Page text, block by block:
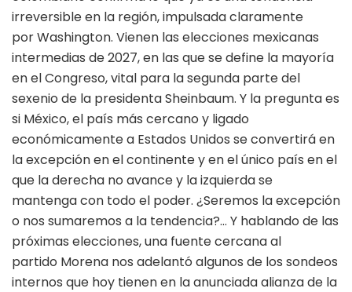
irreversible en la región, impulsada claramente
por Washington. Vienen las elecciones mexicanas
intermedias de 2027, en las que se define la mayoría
en el Congreso, vital para la segunda parte del
sexenio de la presidenta Sheinbaum. Y la pregunta es
si México, el país más cercano y ligado
económicamente a Estados Unidos se convertirá en
la excepción en el continente y en el único país en el
que la derecha no avance y la izquierda se
mantenga con todo el poder. ¿Seremos la excepción
o nos sumaremos a la tendencia?… Y hablando de las
próximas elecciones, una fuente cercana al
partido Morena nos adelantó algunos de los sondeos
internos que hoy tienen en la anunciada alianza de la